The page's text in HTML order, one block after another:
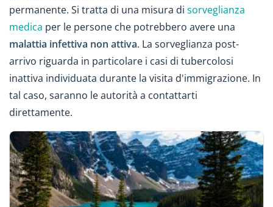
permanente. Si tratta di una misura di sorveglianza
medica per le persone che potrebbero avere una
malattia infettiva non attiva. La sorveglianza post-
arrivo riguarda in particolare i casi di tubercolosi
inattiva individuata durante la visita d'immigrazione. In
tal caso, saranno le autorità a contattarti
direttamente.